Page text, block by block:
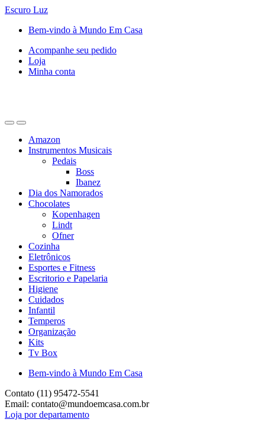
Escuro Luz
Saltar
navegação
Pular
conteúdo
Bem-vindo à Mundo Em Casa
Acompanhe seu pedido
Loja
Minha conta
Amazon
Instrumentos Musicais
Pedais
Boss
Ibanez
Dia dos Namorados
Chocolates
Kopenhagen
Lindt
Ofner
Cozinha
Eletrônicos
Esportes e Fitness
Escritorio e Papelaria
Higiene
Cuidados
Infantil
Temperos
Organização
Kits
Tv Box
Bem-vindo à Mundo Em Casa
Contato (11) 95472-5541
Email: contato@mundoemcasa.com.br
Loja por departamento